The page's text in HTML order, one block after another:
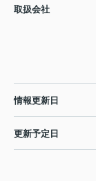
取扱会社
情報更新日
更新予定日